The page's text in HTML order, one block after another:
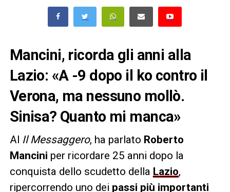
Mancini, ricorda gli anni alla
Lazio: «A -9 dopo il ko contro il
Verona, ma nessuno mollò.
Sinisa? Quanto mi manca»
Al Il Messaggero, ha parlato Roberto
Mancini per ricordare 25 anni dopo la
conquista dello scudetto della Lazio,
ripercorrendo uno dei passi più importanti